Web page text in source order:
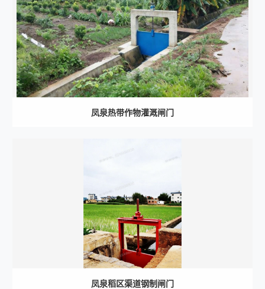
凤泉热带作物灌溉闸门
凤泉稻区渠道钢制闸门